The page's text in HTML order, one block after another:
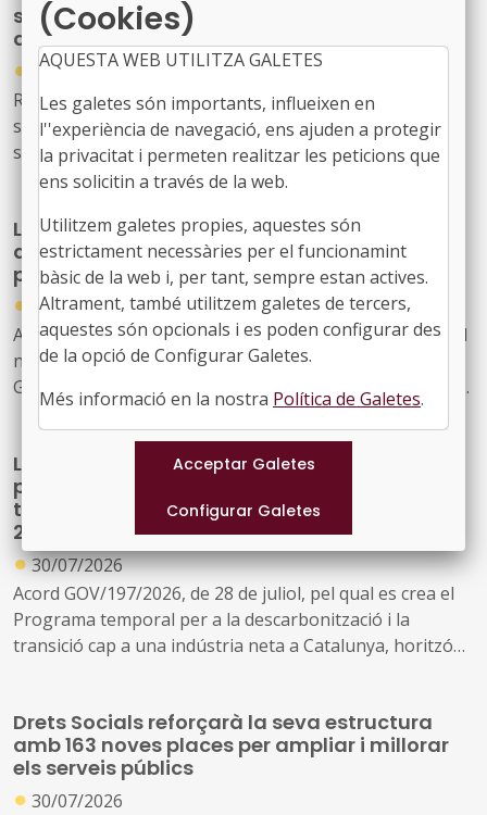
socials urgents per protegir les persones
afectades pels incendis forestals
●
30/07/2026
Reial decret llei 20/2026, de 29 de juliol, pel qual
s’estableixen mesures urgents de protecció laboral i
social davant els incendis forestals.
La Generalitat actualitza el model de relació
amb L'Energètica per reforçar els serveis
públics d'energia
●
30/07/2026
Acord GOV/198/2026, de 28 de juliol, pel qual s'aprova el
nou model de relació entre l'Administració de la
Generalitat i el seu sector públic i Energies Renovables
Públiques de Catalunya, SAU (L'Energètica), i
s'encarrega a L'Energètica la provisió general de serveis
en l'àmbit de l'energia
La Generalitat crea un programa temporal
per impulsar la descarbonització i la
transició cap a una indústria neta fins al
2030
●30/07/2026
Acord GOV/197/2026, de 28 de juliol, pel qual es crea el
Programa temporal per a la descarbonització i la
transició cap a una indústria neta a Catalunya, horitzó
Drets Socials reforçarà la seva estructura
amb 163 noves places per ampliar i millorar
els serveis públics
● 30/07/2026
(Cookies)
AQUESTA WEB UTILITZA GALETES
Les galetes són importants, influeixen en
l''experiència de navegació, ens ajuden a protegir
la privacitat i permeten realitzar les peticions que
ens solicitin a través de la web.
Utilitzem galetes propies, aquestes són
estrictament necessàries per el funcionamint
bàsic de la web i, per tant, sempre estan actives.
Altrament, també utilitzem galetes de tercers,
aquestes són opcionals i es poden configurar des
de la opció de Configurar Galetes.
Més informació en la nostra Política de Galetes.